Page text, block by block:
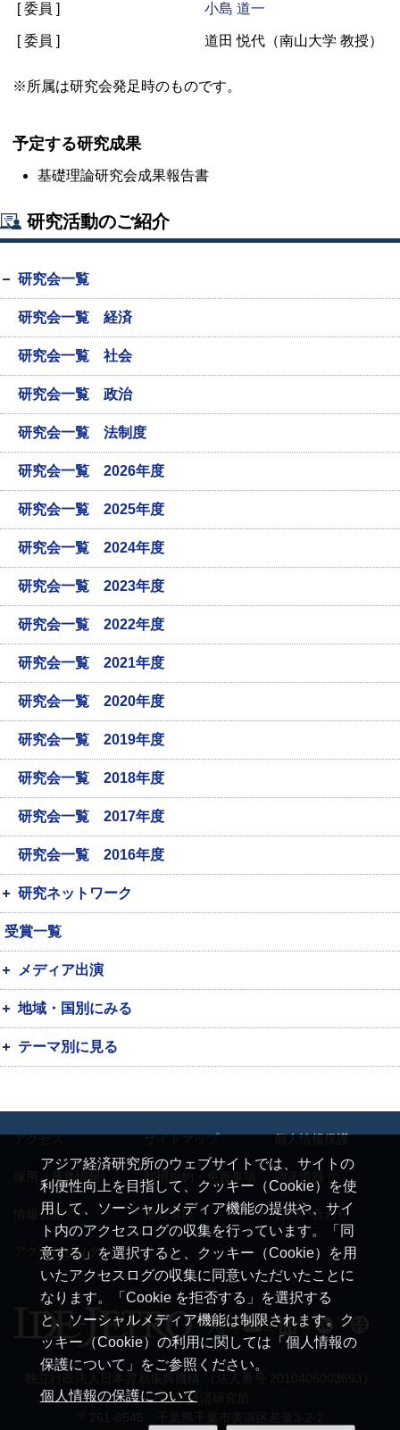
[ 委員 ] 小島 道一
[ 委員 ] 道田 悦代（南山大学 教授）
※所属は研究会発足時のものです。
予定する研究成果
基礎理論研究会成果報告書
研究活動のご紹介
研究会一覧
研究会一覧 経済
研究会一覧 社会
研究会一覧 政治
研究会一覧 法制度
研究会一覧 2026年度
研究会一覧 2025年度
研究会一覧 2024年度
研究会一覧 2023年度
研究会一覧 2022年度
研究会一覧 2021年度
研究会一覧 2020年度
研究会一覧 2019年度
研究会一覧 2018年度
研究会一覧 2017年度
研究会一覧 2016年度
研究ネットワーク
受賞一覧
メディア出演
地域・国別にみる
テーマ別に見る
アジア経済研究所のウェブサイトでは、サイトの
利便性向上を目指して、クッキー（Cookie）を使
用して、ソーシャルメディア機能の提供や、サイ
ト内のアクセスログの収集を行っています。「同
意する」を選択すると、クッキー（Cookie）を用
いたアクセスログの収集に同意いただいたことに
なります。「Cookie を拒否する」を選択する
と、ソーシャルメディア機能は制限されます。ク
ッキー（Cookie）の利用に関しては「個人情報の
保護について」をご参照ください。
個人情報の保護について
アクセス サイトマップ 個人情報保護
採用・募集情報 利用規約・免責事項
情報公開 推奨環境 お問い合わせ
アクセシビリティ
アジア経済研究所